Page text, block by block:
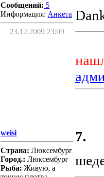
Сообщений: 5
Информация: Aнкета
23.12.2009 23:09
weisi
Страна: Люксембург
Город.: Люксембург
Рыба: Живую, а
7.